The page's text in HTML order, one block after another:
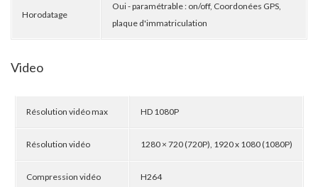
Horodatage
Oui - paramétrable : on/off, Coordonées GPS,
plaque d'immatriculation
Video
Résolution vidéo max HD 1080P
Résolution vidéo 1280 × 720 (720P), 1920 x 1080 (1080P)
Compression vidéo H264